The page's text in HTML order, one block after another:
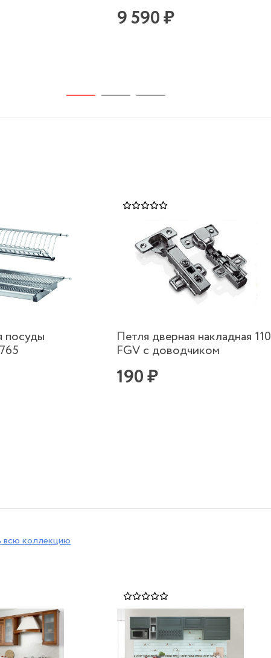
9 590 ₽
посуды Петля дверная накладная 110
FGV с доводчиком
190 ₽
всю коллекцию